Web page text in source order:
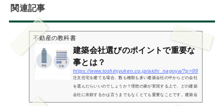
関連記事
不動産の教科書
建築会社選びのポイントで重要な
事とは？
https://www.toshinjyuken.co.jp/aichi_nagoya/?p=99
注文住宅を建てる場合、数も種類も多い建築会社の中からどの会社
を選んだらいいのでしょうか？理想の家が実現する上で、どの建築
会社に依頼するかは言うまでもなくとても重要なことです。建築会
社選びのために知っておいていただきたいことをまとめました。ハ